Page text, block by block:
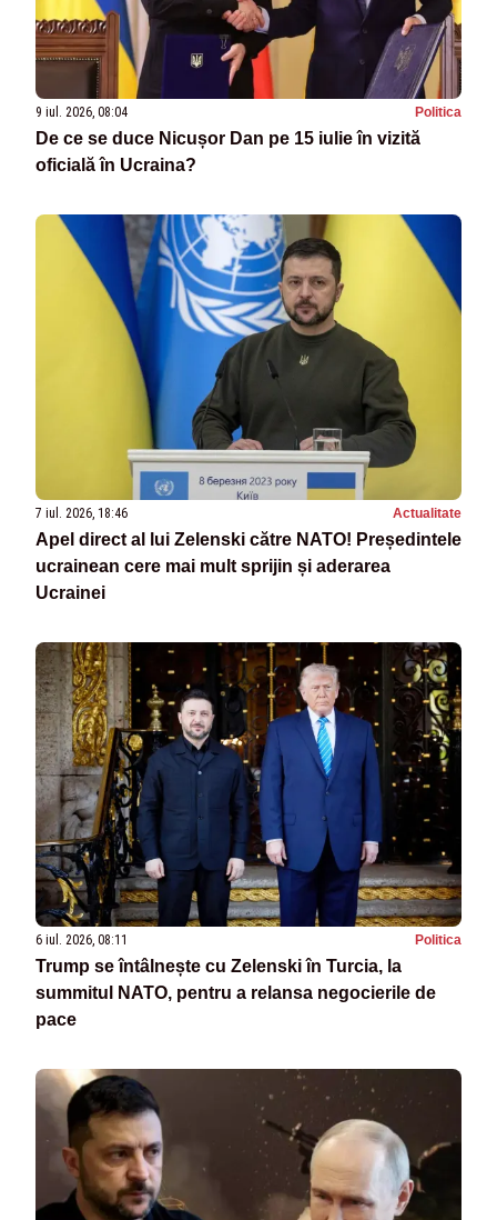
9 iul. 2026, 08:04 Politica
De ce se duce Nicușor Dan pe 15 iulie în vizită
oficială în Ucraina?
7 iul. 2026, 18:46 Actualitate
Apel direct al lui Zelenski către NATO! Președintele
ucrainean cere mai mult sprijin și aderarea
Ucrainei
6 iul. 2026, 08:11 Politica
Trump se întâlnește cu Zelenski în Turcia, la
summitul NATO, pentru a relansa negocierile de
pace